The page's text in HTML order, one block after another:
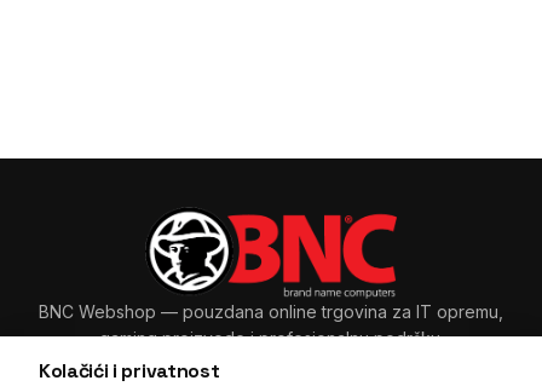
Kolačići i privatnost
BNC Webshop — pouzdana online trgovina za IT opremu,
gaming proizvode i profesionalnu podršku.